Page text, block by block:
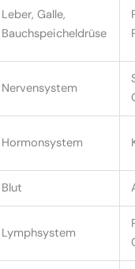
Leber, Galle,
Bauchspeicheldrüse
Nervensystem
Hormonsystem
Blut
Lymphsystem